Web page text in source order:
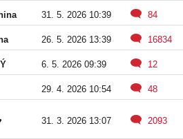
31. 5. 2026 10:39 84
26. 5. 2026 13:39 16834
6. 5. 2026 09:39 12
29. 4. 2026 10:54 48
31. 3. 2026 13:07 2093